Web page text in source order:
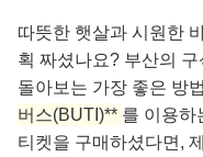
따뜻한 햇살과 시원한
획 짜셨나요? 부산의
돌아보는 가장 좋은 방
버스(BUTI)** 를 이용하
티켓을 구매하셨다면,